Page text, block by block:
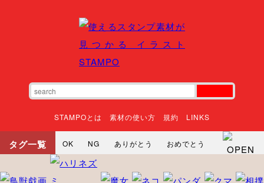
STAMPOとは 素材の使い方 規約 LINKS
タグ一覧 OK NG ありがとう
おめでとう
寝る
やったね
ごめんなさい やった
怒る